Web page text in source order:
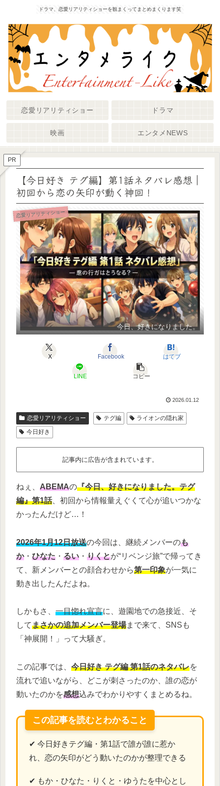
ドラマ、恋愛リアリティショーを観まくってまとめまくります笑
恋愛リアリティショー ドラマ
映画 エンタメNEWS
PR
【今日好き テグ編】第1話ネタバレ感想｜
初回から恋の矢印が動く神回！
恋愛リアリティショー
今日、好きになりました。
X Facebook はてブ
LINE コピー
2026.01.12
恋愛リアリティショー テグ編
ライオンの隠れ家
今日好き
記事内に広告が含まれています。
ねぇ、 ABEMAの『今日、好きになりました。テグ
編』第1話、初回から情報量えぐくて心が追いつかな
かったんだけど…！
2026年1月12日放送の今回は、継続メンバーのも
か・ ひなた ・ るい ・ りくとが“リベンジ旅”で帰ってき
て、新メンバーとの顔合わせから第一印象が一気に
動き出したんだよね。
しかもさ、 一目惚れ宣言に、遊園地での急接近、そ
してまさかの追加メンバー登場まで来て、SNSも
「神展開！」って大騒ぎ。
この記事では、 今日好き テグ編 第1話のネタバレを
流れで追いながら、どこが刺さったのか、誰の恋が
動いたのかを感想込みでわかりやすくまとめるね。
この記事を読むとわかること
✔ 今日好きテグ編・第1話で誰が誰に惹か
れ、恋の矢印がどう動いたのかが整理できる
✔ もか・ひなた・りくと・ゆうたを中心とし